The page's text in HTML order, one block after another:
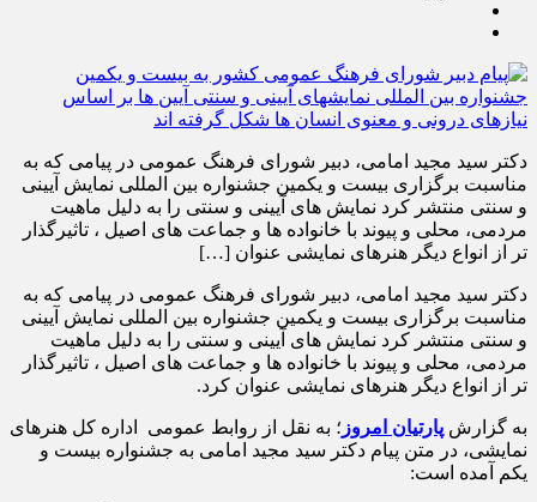
دکتر سید مجید امامی، دبیر شورای فرهنگ عمومی در پیامی که به
مناسبت برگزاری بیست و یکمین جشنواره بین المللی نمایش آیینی
و سنتی منتشر کرد نمایش های آیینی و سنتی را به دلیل ماهیت
مردمی، محلی و پیوند با خانواده ها و جماعت های اصیل ، تاثیرگذار
تر از انواع دیگر هنرهای نمایشی عنوان […]
دکتر سید مجید امامی، دبیر شورای فرهنگ عمومی در پیامی که به
مناسبت برگزاری بیست و یکمین جشنواره بین المللی نمایش آیینی
و سنتی منتشر کرد نمایش های آیینی و سنتی را به دلیل ماهیت
مردمی، محلی و پیوند با خانواده ها و جماعت های اصیل ، تاثیرگذار
تر از انواع دیگر هنرهای نمایشی عنوان کرد.
به گزارش پارتیان امروز ؛ به نقل از روابط عمومی اداره کل هنرهای
نمایشی، در متن پیام دکتر سید مجید امامی به جشنواره بیست و
یکم آمده است: